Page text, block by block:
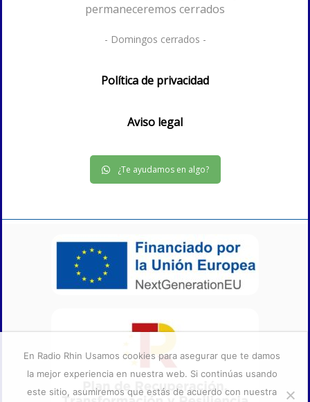
permaneceremos cerrados
- Domingos cerrados -
Política de privacidad
Aviso legal
¿Te ayudamos en algo?
En Radio Rhin Usamos cookies para asegurar que te damos
la mejor experiencia en nuestra web. Si continúas usando
este sitio, asumiremos que estás de acuerdo con nuestra